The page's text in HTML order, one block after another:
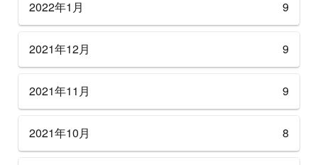
2022年1月 9
2021年12月 9
2021年11月 9
2021年10月 8